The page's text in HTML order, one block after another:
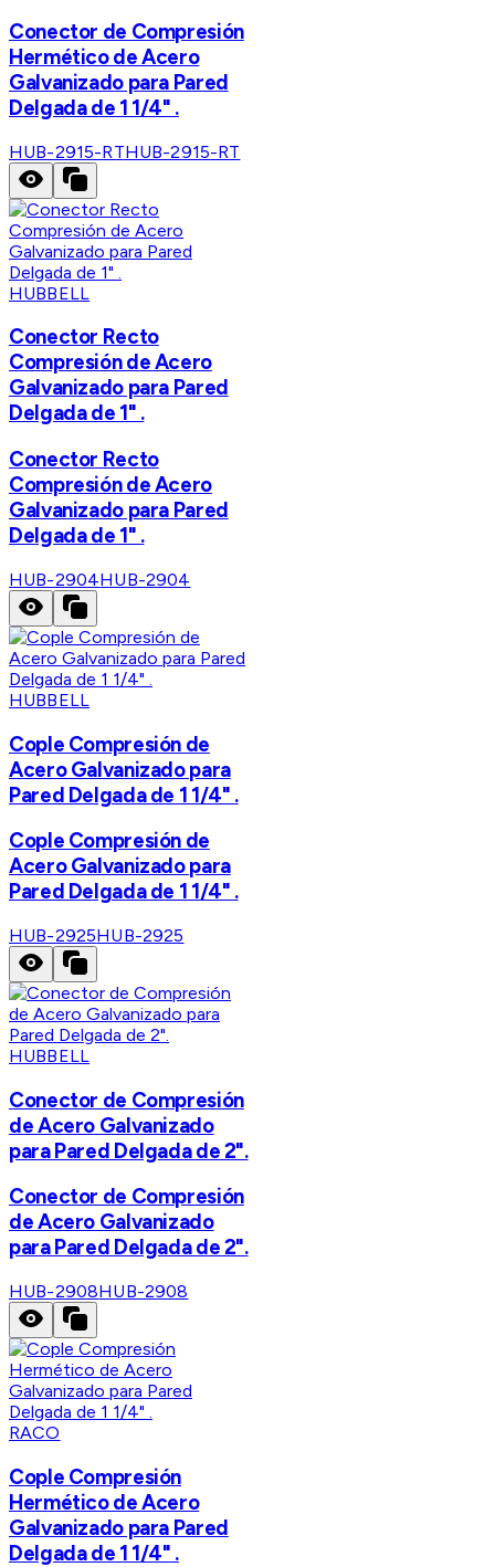
Conector de Compresión
Hermético de Acero
Galvanizado para Pared
Delgada de 1 1/4" .
HUB-2915-RTHUB-2915-RT
HUBBELL
Conector Recto
Compresión de Acero
Galvanizado para Pared
Delgada de 1" .
Conector Recto
Compresión de Acero
Galvanizado para Pared
Delgada de 1" .
HUB-2904HUB-2904
HUBBELL
Cople Compresión de
Acero Galvanizado para
Pared Delgada de 1 1/4" .
Cople Compresión de
Acero Galvanizado para
Pared Delgada de 1 1/4" .
HUB-2925HUB-2925
HUBBELL
Conector de Compresión
de Acero Galvanizado
para Pared Delgada de 2".
Conector de Compresión
de Acero Galvanizado
para Pared Delgada de 2".
HUB-2908HUB-2908
RACO
Cople Compresión
Hermético de Acero
Galvanizado para Pared
Delgada de 1 1/4" .